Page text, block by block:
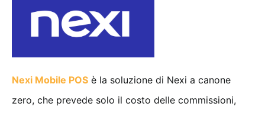
Nexi Mobile POS è la soluzione di Nexi a canone
zero, che prevede solo il costo delle commissioni,